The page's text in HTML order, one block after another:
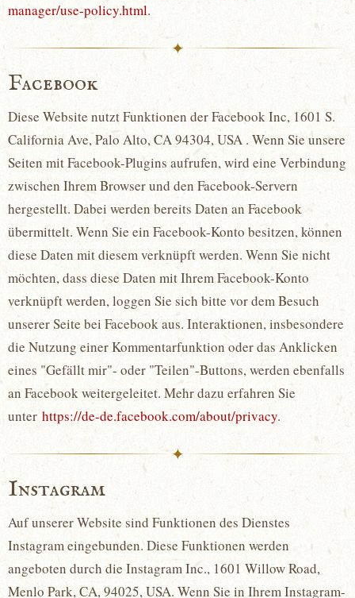
manager/use-policy.html.
✦
Facebook
Diese Website nutzt Funktionen der Facebook Inc, 1601 S.
California Ave, Palo Alto, CA 94304, USA . Wenn Sie unsere
Seiten mit Facebook-Plugins aufrufen, wird eine Verbindung
zwischen Ihrem Browser und den Facebook-Servern
hergestellt. Dabei werden bereits Daten an Facebook
übermittelt. Wenn Sie ein Facebook-Konto besitzen, können
diese Daten mit diesem verknüpft werden. Wenn Sie nicht
möchten, dass diese Daten mit Ihrem Facebook-Konto
verknüpft werden, loggen Sie sich bitte vor dem Besuch
unserer Seite bei Facebook aus. Interaktionen, insbesondere
die Nutzung einer Kommentarfunktion oder das Anklicken
eines "Gefällt mir"- oder "Teilen"-Buttons, werden ebenfalls
an Facebook weitergeleitet. Mehr dazu erfahren Sie
unterhttps://de-de.facebook.com/about/privacy.
✦
Instagram
Auf unserer Website sind Funktionen des Dienstes
Instagram eingebunden. Diese Funktionen werden
angeboten durch die Instagram Inc., 1601 Willow Road,
Menlo Park, CA, 94025, USA. Wenn Sie in Ihrem Instagram-